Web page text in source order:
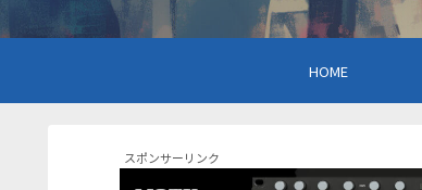
HOME
スポンサーリンク